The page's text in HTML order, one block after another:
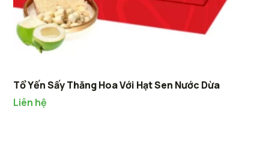
Tổ Yến Sấy Thăng Hoa Với Hạt Sen Nước Dừa
Liên hệ